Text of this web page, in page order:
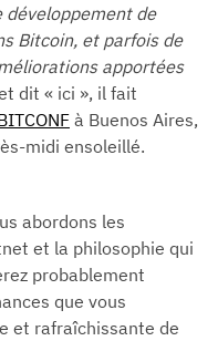
développement de
Bitcoin, et parfois de
apportées
dit « ici », il fait
à Buenos Aires,
midi ensoleillé.
abordons les
et la philosophie qui
probablement
que vous
et rafraîchissante de